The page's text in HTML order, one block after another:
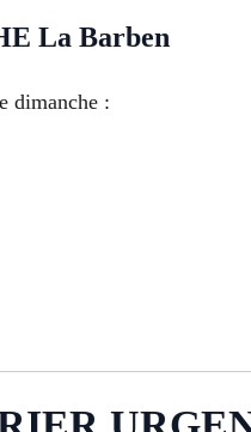
La Barben
dimanche :